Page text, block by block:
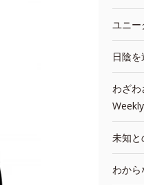
ユニー
日陰
わざわ
Weekly
未知と
わから